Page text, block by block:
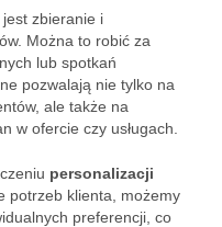
zbieranie i
Można to robić za
lub spotkań
pozwalają nie tylko na
ale także na
w ofercie czy usługach.
personalizacji
potrzeb klienta, możemy
preferencji, co